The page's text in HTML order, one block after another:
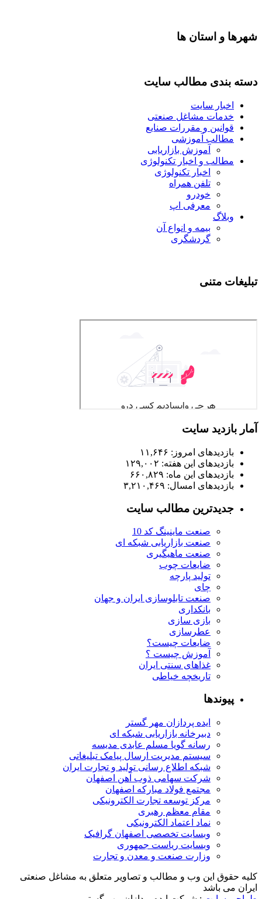
شهرها و استان ها
دسته بندی مطالب سایت
اخبار سایت
خدمات مشاغل صنعتی
قوانین و مقررات صنایع
مطالب آموزشی
آموزش بازاریابی
مطالب و اخبار تکنولوژی
اخبار تکنولوژی
تلفن همراه
خودرو
معرفی اپ
وبلاگ
بیمه و انواع آن
گردشگری
تبلیغات متنی
آمار بازدید سایت
بازدیدهای امروز: ۱۱,۶۴۶
بازدیدهای این هفته: ۱۲۹,۰۰۲
بازدیدهای این ماه: ۶۶۰,۸۲۹
بازدیدهای امسال: ۳,۲۱۰,۴۶۹
جدیدترین مطالب سایت
صنعت ماینینگ کد 10
صنعت بازاریابی شبکه ای
صنعت ماهیگیری
ضایعات چوب
تولید پارچه
چای
صنعت تابلوسازی ایران و جهان
بانکداری
بازی سازی
عطرسازی
ضایعات چیست؟
آموزش چیست ؟
غذاهای سنتی ایران
تاریخچه خیاطی
پیوندها
ایده پردازان مهر گستر
دبیرخانه بازاریابی شبکه ای
رسانه گویا مسلم عابدی مدیسه
سیستم مدیریت ارسال پیامک تبلیغاتی
شبکه اطلاع رسانی تولید و تجارت ایران
شرکت سهامی ذوب آهن اصفهان
مجتمع فولاد مبارکه اصفهان
مرکز توسعه تجارت الکترونیکی
مقام معظم رهبری
نماد اعتماد الکترونیکی
وبسایت تخصصی اصفهان گرافیک
وبسایت ریاست جمهوری
وزارت صنعت و معدن و تجارت
کلیه حقوق این وب و مطالب و تصاویر متعلق به مشاغل صنعتی
ایران می باشد